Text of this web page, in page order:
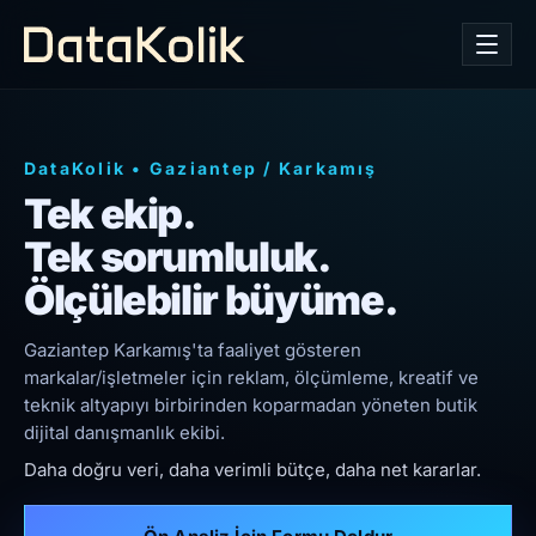
DataKolik • Gaziantep / Karkamış
Tek ekip.
Tek sorumluluk.
Ölçülebilir büyüme.
Gaziantep Karkamış'ta faaliyet gösteren
markalar/işletmeler için reklam, ölçümleme, kreatif ve
teknik altyapıyı birbirinden koparmadan yöneten butik
dijital danışmanlık ekibi.
Daha doğru veri, daha verimli bütçe, daha net kararlar.